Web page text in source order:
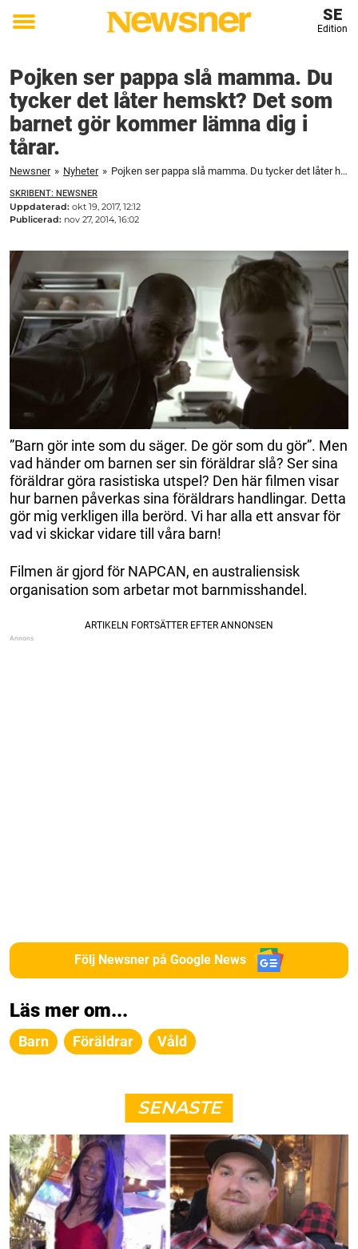
Toggle
SE
Edition
Pojken ser pappa slå mamma. Du
tycker det låter hemskt? Det som
barnet gör kommer lämna dig i
tårar.
Newsner » Nyheter » Pojken ser pappa slå mamma. Du tycker det låter hemskt? Det som barnet gör kommer lämna dig i tårar.
SKRIBENT: NEWSNER
Uppdaterad: okt 19, 2017, 12:12
Publicerad: nov 27, 2014, 16:02
”Barn gör inte som du säger. De gör som du gör”. Men
vad händer om barnen ser sin föräldrar slå? Ser sina
föräldrar göra rasistiska utspel? Den här filmen visar
hur barnen påverkas sina föräldrars handlingar. Detta
gör mig verkligen illa berörd. Vi har alla ett ansvar för
vad vi skickar vidare till våra barn!
Filmen är gjord för NAPCAN, en australiensisk
organisation som arbetar mot barnmisshandel.
Följ Newsner på Google News
Läs mer om...
Barn Föräldrar Våld
SENASTE